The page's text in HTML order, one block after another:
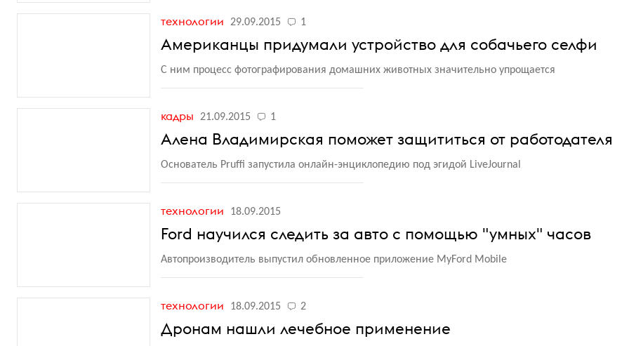
технологии 29.09.2015 1
Американцы придумали устройство для собачьего селфи
С ним процесс фотографирования домашних животных значительно упрощается
кадры 21.09.2015 1
Алена Владимирская поможет защититься от работодателя
Основатель Pruffi запустила онлайн-энциклопедию под эгидой LiveJournal
технологии 18.09.2015
Ford научился следить за авто с помощью "умных" часов
Автопроизводитель выпустил обновленное приложение MyFord Mobile
технологии 18.09.2015 2
Дронам нашли лечебное применение